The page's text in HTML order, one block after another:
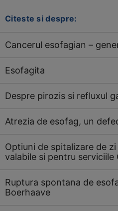
Citeste si despre:
Cancerul esofagian –
Esofagita
Despre pirozis si refluxul
Atrezia de esofag, un
Optiuni de spitalizare de
valabile si pentru serviciile
Ruptura spontana de
Boerhaave